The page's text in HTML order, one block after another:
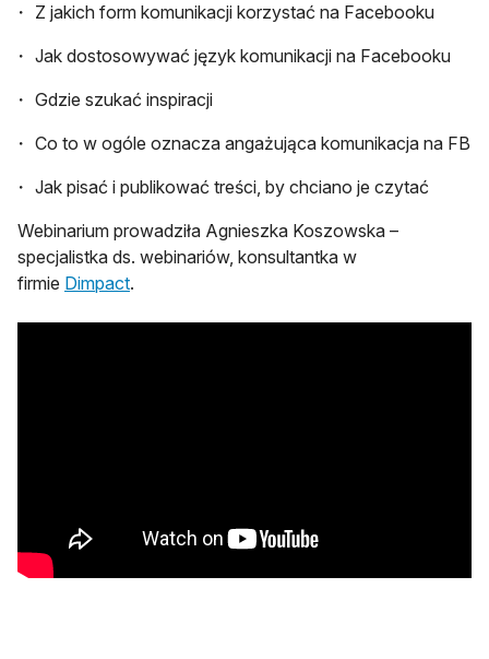
Z jakich form komunikacji korzystać na Facebooku
Jak dostosowywać język komunikacji na Facebooku
Gdzie szukać inspiracji
Co to w ogóle oznacza angażująca komunikacja na FB
Jak pisać i publikować treści, by chciano je czytać
Webinarium prowadziła Agnieszka Koszowska –
specjalistka ds. webinariów, konsultantka w
firmie Dimpactotwiera się w nowej karcie
.